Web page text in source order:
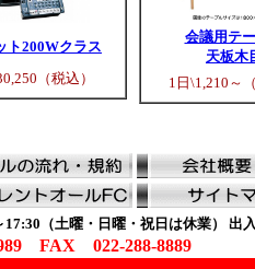
ト200Wクラス
（税込）
会議用テ
天板木
1日\1,210～
（土曜・日曜・祝日は休業） 出
FAX 022-288-8889